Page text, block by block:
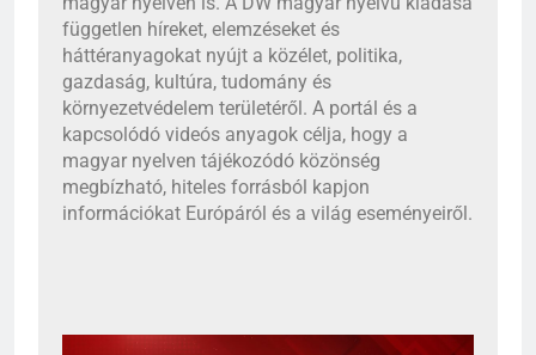
független híreket, elemzéseket és
háttéranyagokat nyújt a közélet, politika,
gazdaság, kultúra, tudomány és
környezetvédelem területéről. A portál és a
kapcsolódó videós anyagok célja, hogy a
magyar nyelven tájékozódó közönség
megbízható, hiteles forrásból kapjon
információkat Európáról és a világ eseményeiről.